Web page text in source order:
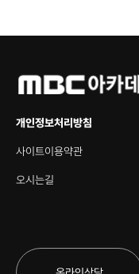
개인정보처리방침
사이트이용약관
오시는길